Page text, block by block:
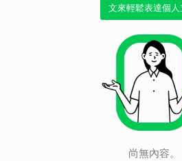
文來輕鬆表達個人
尚無內容。